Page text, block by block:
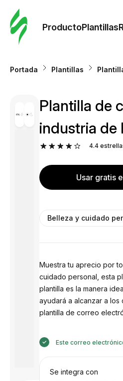
ProductoPlantillas
Portada Plantillas
Plantilla de
industria de
4.4
Usar gratis
Belleza y cuidado
Muestra tu aprecio por
cuidado personal, esta
plantilla es la manera
ayudará a alcanzar a los
plantilla de correo
Este correo
Se integra con